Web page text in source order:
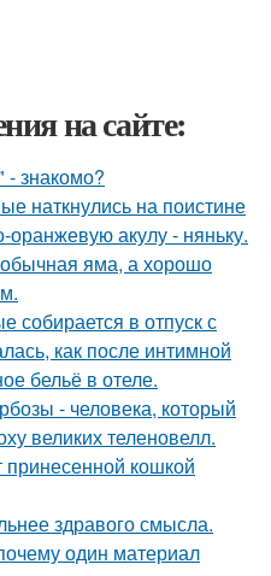
на сайте:
знакомо?
наткнулись на поистине
оранжевую акулу - няньку.
яма, а хорошо
собирается в отпуск с
как после интимной
бельё в отеле.
- человека, который
великих теленовелл.
принесенной кошкой
здравого смысла.
один материал